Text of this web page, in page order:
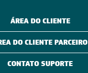
ÁREA DO CLIENTE
DO CLIENTE PARCEIRO
CONTATO SUPORTE